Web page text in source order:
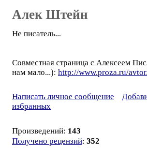
Алек Штейн
Не писатель...
Совместная страница с Алексеем
нам мало...): http://www.proza.ru/
Написать личное сообщение
избранных
Произведений: 143
Получено рецензий: 352